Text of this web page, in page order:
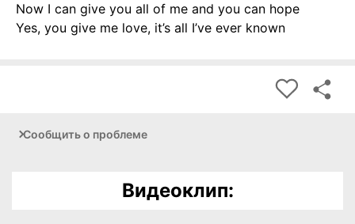
Now I can give you all of me and you can hope
Yes, you give me love, it’s all I’ve ever known
Сообщить о проблеме
Видеоклип: